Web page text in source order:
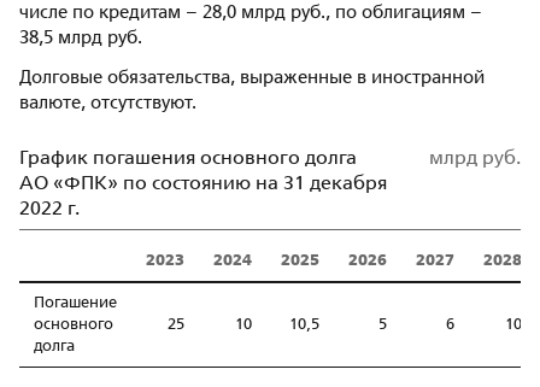
числе по кредитам – 28,0 млрд руб., по облигациям –
38,5 млрд руб.
Долговые обязательства, выраженные в иностранной
валюте, отсутствуют.
График погашения основного долга
АО «ФПК» по состоянию на 31 декабря
2022 г.
млрд руб.
2023 2024 2025 2026 2027 2028
Погашение
основного
долга
25 10 10,5 5 6 10